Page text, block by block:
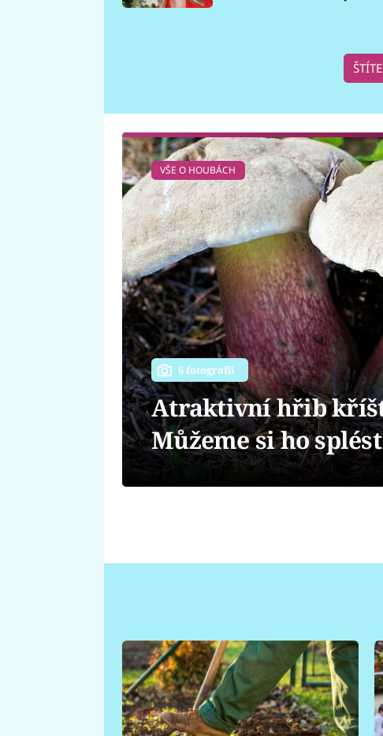
VŠE O HOUBÁCH
6 fotografií
Atraktivní hřib
Můžeme si ho